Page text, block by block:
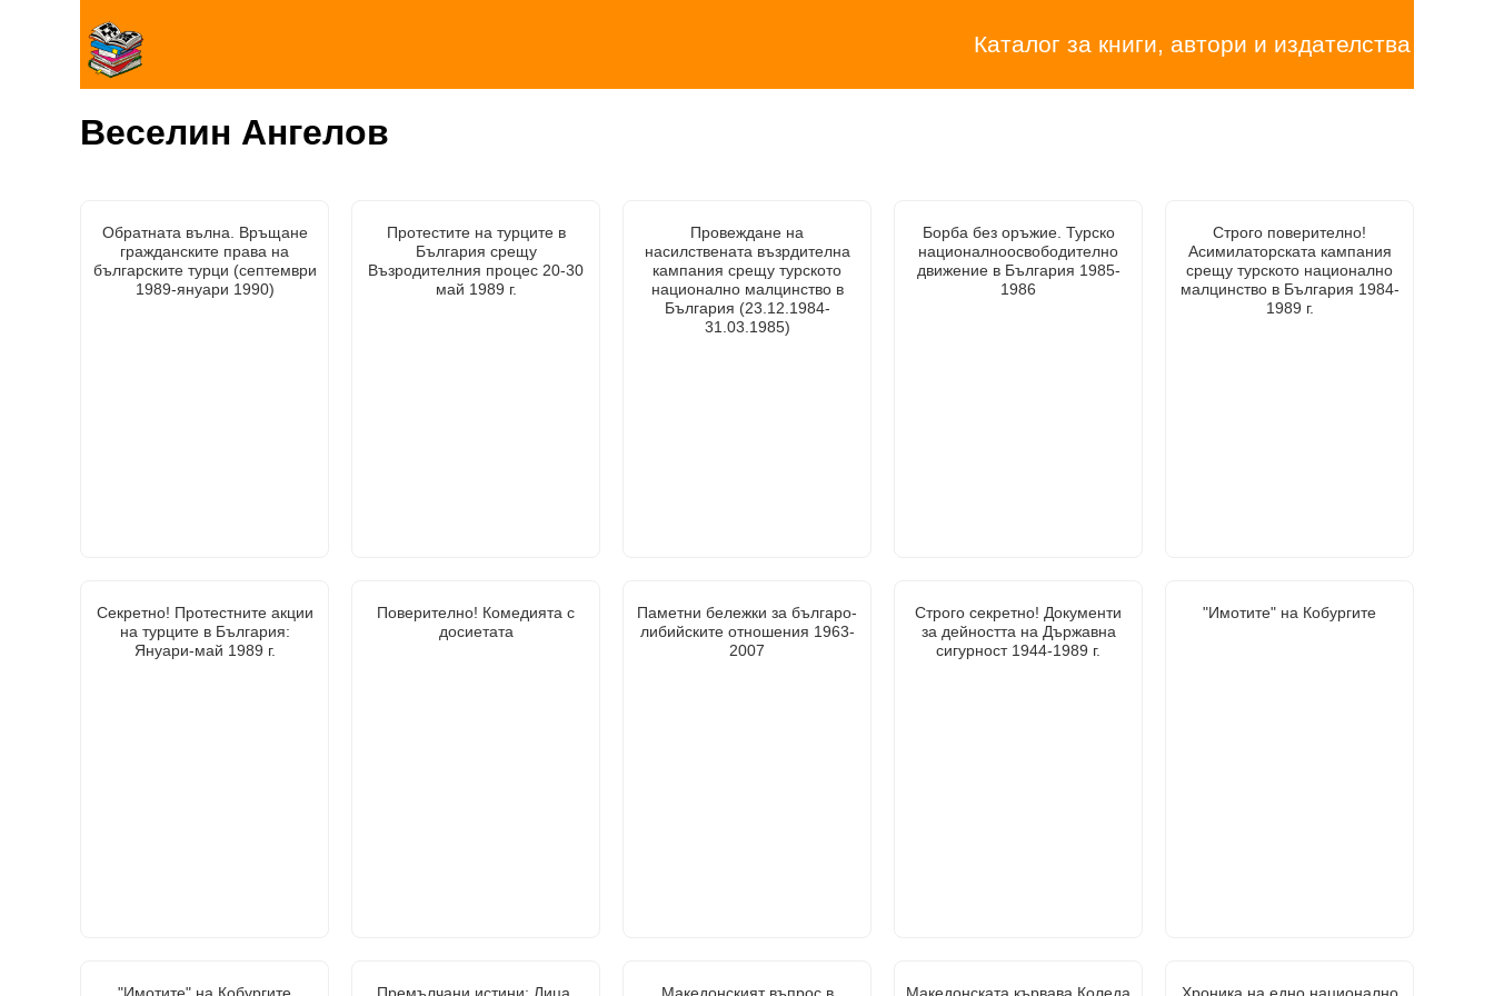
Каталог за книги, автори и издателства
Веселин Ангелов
Обратната вълна. Връщане
гражданските права на
българските турци (септември
1989-януари 1990)
Протестите на турците в
България срещу
Възродителния процес 20-30
май 1989 г.
Провеждане на
насилствената възрдителна
кампания срещу турското
национално малцинство в
България (23.12.1984-
31.03.1985)
Борба без оръжие. Турско
националноосвободително
движение в България 1985-
1986
Строго поверително!
Асимилаторската кампания
срещу турското национално
малцинство в България 1984-
1989 г.
Секретно! Протестните акции
на турците в България:
Януари-май 1989 г.
Поверително! Комедията с
досиетата
Паметни бележки за българо-
либийските отношения 1963-
2007
Строго секретно! Документи
за дейността на Държавна
сигурност 1944-1989 г.
"Имотите" на Кобургите